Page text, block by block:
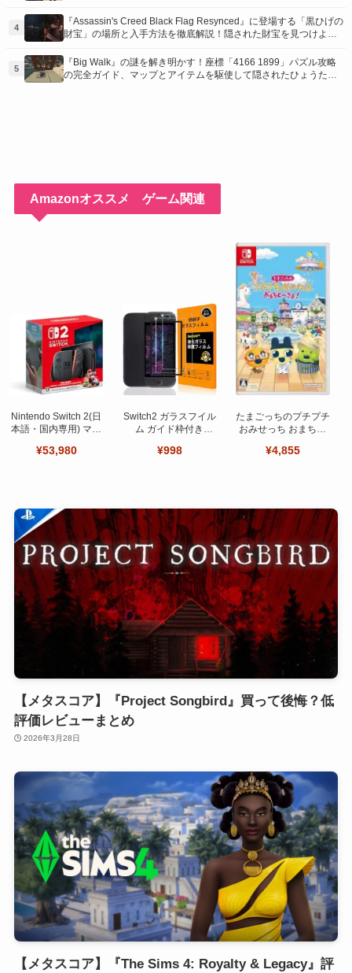
介！
4
『Assassin's Creed Black Flag Resynced』に登場する「黒ひげの
財宝」の場所と入手方法を徹底解説！隠された財宝を見つけよ
5
『Big Walk』の謎を解き明かす！座標「4166 1899」パズル攻略
の完全ガイド、マップとアイテムを駆使して隠されたひょうたん
Amazonオススメ ゲーム関連
Nintendo Switch 2(日
本語・国内専用) マリ
ット
¥53,980
Switch2 ガラスフイル
ム ガイド枠付き
ット 日本旭硝子製-高
¥998
たまごっちのプチプチ
おみせっち おまちど
¥4,855
【メタスコア】『Project Songbird』買って後悔？低
評価レビューまとめ
2026年3月28日
【メタスコア】『The Sims 4: Royalty & Legacy』評